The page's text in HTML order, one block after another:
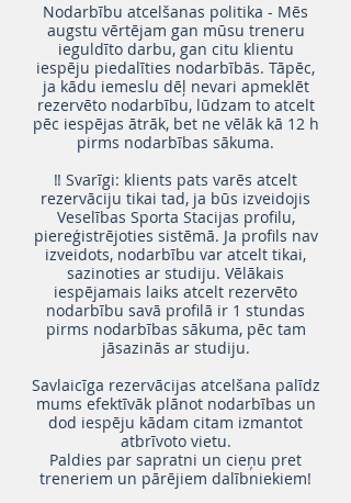
Nodarbību atcelšanas politika - Mēs
augstu vērtējam gan mūsu treneru
ieguldīto darbu, gan citu klientu
iespēju piedalīties nodarbībās. Tāpēc,
ja kādu iemeslu dēļ nevari apmeklēt
rezervēto nodarbību, lūdzam to atcelt
pēc iespējas ātrāk, bet ne vēlāk kā 12 h
pirms nodarbības sākuma.
‼️ Svarīgi: klients pats varēs atcelt
rezervāciju tikai tad, ja būs izveidojis
Veselības Sporta Stacijas profilu,
piereģistrējoties sistēmā. Ja profils nav
izveidots, nodarbību var atcelt tikai,
sazinoties ar studiju. Vēlākais
iespējamais laiks atcelt rezervēto
nodarbību savā profilā ir 1 stundas
pirms nodarbības sākuma, pēc tam
jāsazinās ar studiju.
Savlaicīga rezervācijas atcelšana palīdz
mums efektīvāk plānot nodarbības un
dod iespēju kādam citam izmantot
atbrīvoto vietu.
Paldies par sapratni un cieņu pret
treneriem un pārējiem dalībniekiem!